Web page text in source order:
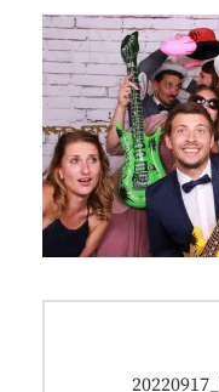
Previous